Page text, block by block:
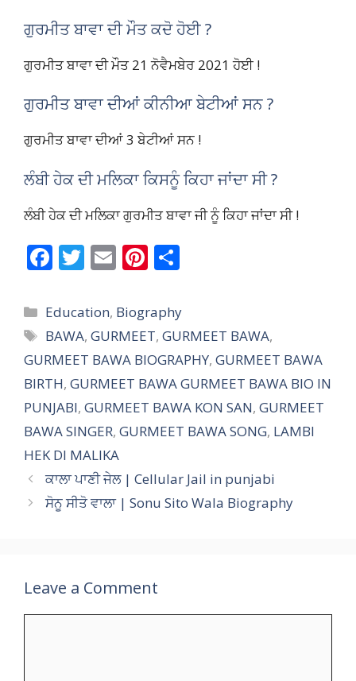
ਗੁਰਮੀਤ ਬਾਵਾ ਦੀ ਮੌਤ ਕਦੋ ਹੋਈ ?
ਗੁਰਮੀਤ ਬਾਵਾ ਦੀ ਮੌਤ 21 ਨੋਵੈਮਬੇਰ 2021 ਹੋਈ !
ਗੁਰਮੀਤ ਬਾਵਾ ਦੀਆਂ ਕੀਨੀਆ ਬੇਟੀਆਂ ਸਨ ?
ਗੁਰਮੀਤ ਬਾਵਾ ਦੀਆਂ 3 ਬੇਟੀਆਂ ਸਨ !
ਲੰਬੀ ਹੇਕ ਦੀ ਮਲਿਕਾ ਕਿਸਨੂੰ ਕਿਹਾ ਜਾਂਦਾ ਸੀ ?
ਲੰਬੀ ਹੇਕ ਦੀ ਮਲਿਕਾ ਗੁਰਮੀਤ ਬਾਵਾ ਜੀ ਨੂੰ ਕਿਹਾ ਜਾਂਦਾ ਸੀ !
F
e
b
o
o
k
T
itt
er
E
ai
l
Pi
er
e
st
ar
e
Categories
Education, Biography
Tags
BAWA,GURMEET,GURMEET BAWA,
GURMEET BAWA BIOGRAPHY, GURMEET BAWA
BIRTH, GURMEET BAWA GURMEET BAWA BIO IN
PUNJABI, GURMEET BAWA KON SAN, GURMEET
BAWA SINGER, GURMEET BAWA SONG, LAMBI
HEK DI MALIKA
ਕਾਲਾ ਪਾਣੀ ਜੇਲ | Cellular Jail in punjabi
ਸੋਨੂ ਸੀਤੋ ਵਾਲਾ | Sonu Sito Wala Biography
Leave a Comment